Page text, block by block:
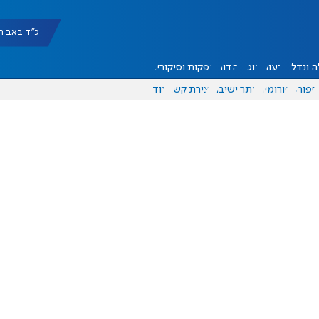
כ"ד באב תשפ"ו
ונדל"ן דעות אוכל יהדות הפקות וסיקורים
ספורט פורומים אתר ישיבה יצירת קשר עוד